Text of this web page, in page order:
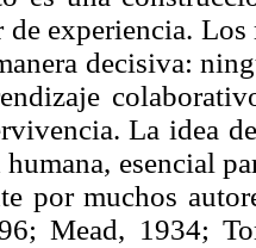
experiencia.
decisiva:
La idea
esencial
por muchos
Mead, 1934;